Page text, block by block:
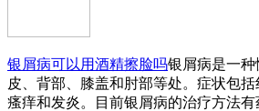
银屑病可以用酒精擦脸吗银屑病是一
皮、背部、膝盖和肘部等处。症状包
瘙痒和发炎。目前银屑病的治疗方法